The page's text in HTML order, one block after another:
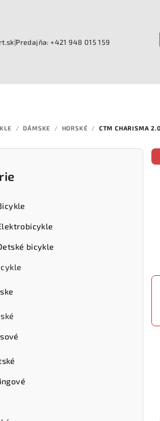
|Predajňa: +421 948 015 159
/ DÁMSKE / HORSKÉ / CTM CHARISMA
bicykle